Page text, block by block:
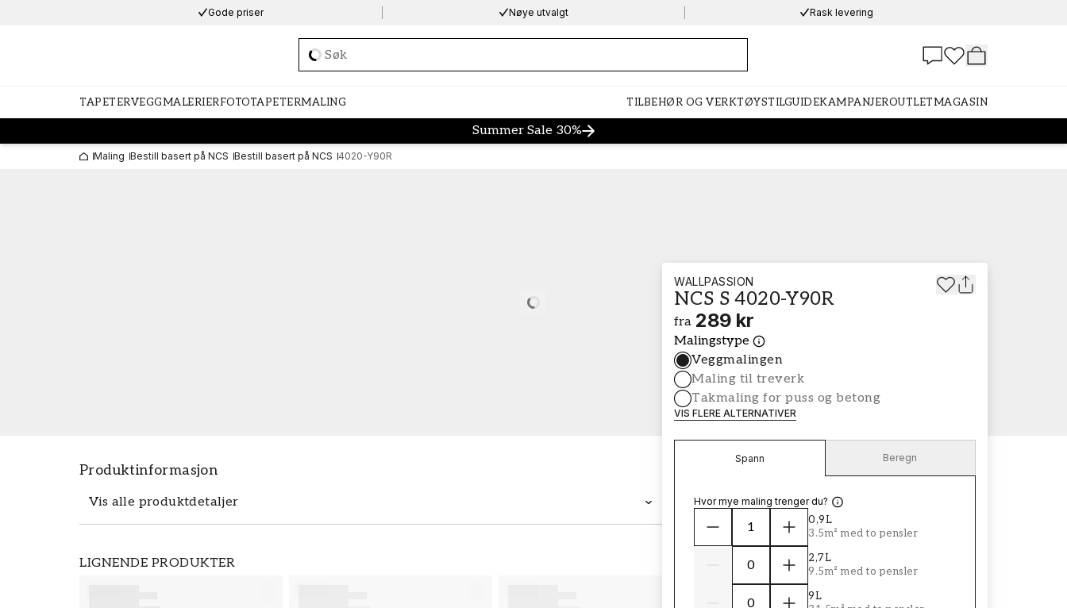
Gode priser Nøye utvalgt Rask levering
Loading…
TAPETERVEGGMALERIERFOTOTAPETERMALING TILBEHØR OG VERKTØYSTILGUIDEKAMPANJEROUTLETMAGASIN
Summer Sale 30%
Maling Bestill basert på NCS Bestill basert på NCS 4020-Y90R
Loading…
Produktinformasjon
Vis alle produktdetaljer
LIGNENDE PRODUKTER
WALLPASSION
NCS S 4020-Y90R
fra 289 kr
Malingstype
Veggmalingen
Maling til treverk
Takmaling for puss og betong
VIS FLERE ALTERNATIVER
Spann Beregn
Hvor mye maling trenger du?
0,9L
3.5m² med to pensler
2,7L
9.5m² med to pensler
9L